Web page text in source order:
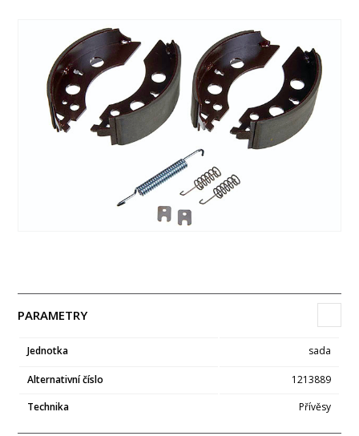
PARAMETRY
Jednotka sada
Alternativní číslo
1213889
Technika
Přívěsy